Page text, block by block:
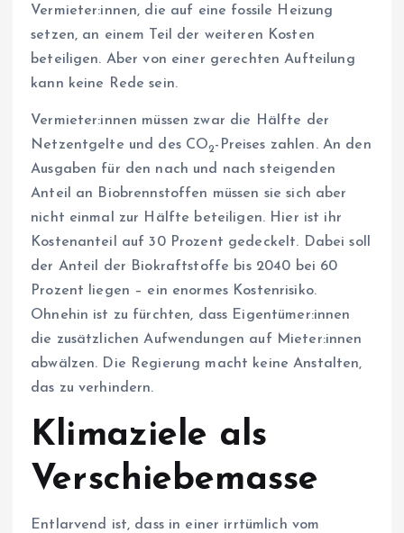
Vermieter:innen, die auf eine fossile Heizung
setzen, an einem Teil der weiteren Kosten
beteiligen. Aber von einer gerechten Aufteilung
kann keine Rede sein.
Ver­mie­te­r:in­nen müssen zwar die Hälfte der
Netzentgelte und des CO2-Preises zahlen. An den
Ausgaben für den nach und nach steigenden
Anteil an Biobrennstoffen müssen sie sich aber
nicht einmal zur Hälfte beteiligen. Hier ist ihr
Kostenanteil auf 30 Prozent gedeckelt. Dabei soll
der Anteil der Biokraftstoffe bis 2040 bei 60
Prozent liegen – ein enormes Kostenrisiko.
Ohnehin ist zu fürchten, dass Ei­gen­tü­me­r:in­nen
die zusätzlichen Aufwendungen auf Mie­te­r:in­nen
abwälzen. Die Regierung macht keine Anstalten,
das zu verhindern.
Klimaziele als
Verschiebemasse
Entlarvend ist, dass in einer irrtümlich vom